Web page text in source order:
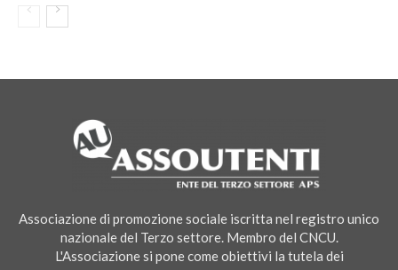
Associazione di promozione sociale iscritta nel registro unico
nazionale del Terzo settore. Membro del CNCU.
L'Associazione si pone come obiettivi la tutela dei